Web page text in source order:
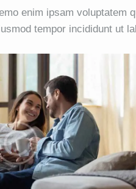
enim ipsam voluptatem
tempor incididunt ut